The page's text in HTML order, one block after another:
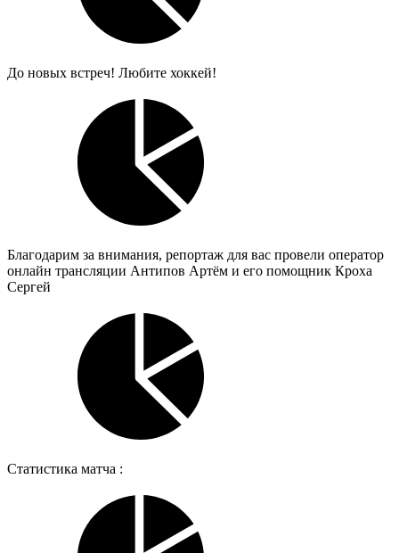
До новых встреч! Любите хоккей!
Благодарим за внимания, репортаж для вас провели оператор
онлайн трансляции Антипов Артём и его помощник Кроха
Сергей
Статистика матча :